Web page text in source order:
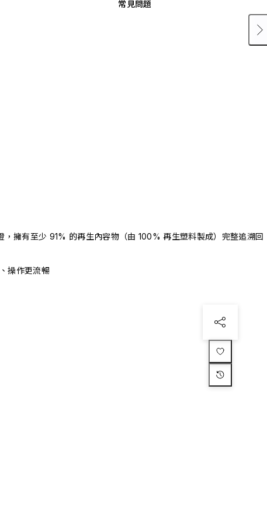
常見問題
擁有至少 91% 的再生內容物（由 100% 再生塑料製成）完整追溯回
操作更流暢